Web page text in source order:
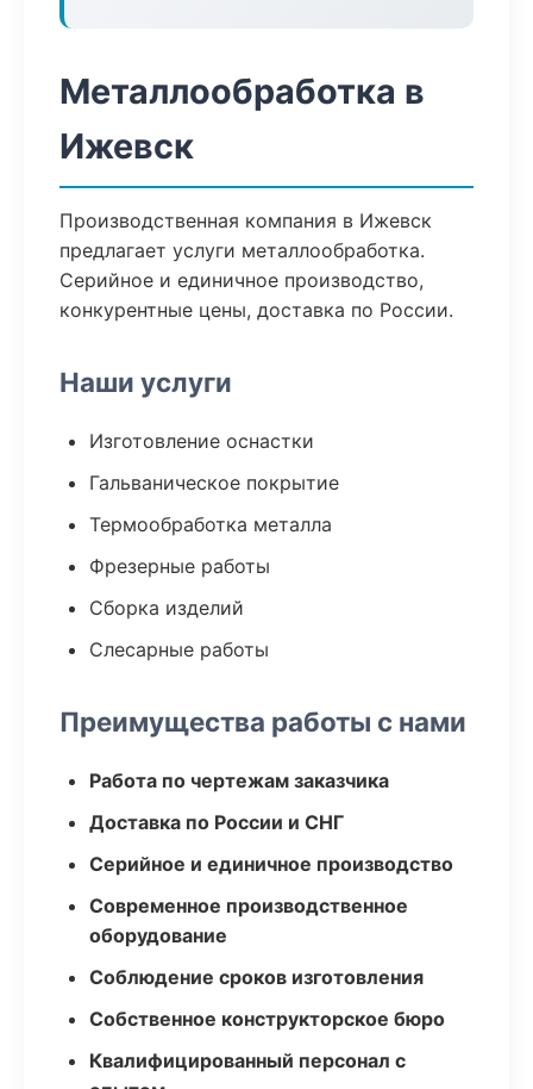
Металлообработка в
Ижевск
Производственная компания в Ижевск
предлагает услуги металлообработка.
Серийное и единичное производство,
конкурентные цены, доставка по России.
Наши услуги
Изготовление оснастки
Гальваническое покрытие
Термообработка металла
Фрезерные работы
Сборка изделий
Слесарные работы
Преимущества работы с нами
Работа по чертежам заказчика
Доставка по России и СНГ
Серийное и единичное производство
Современное производственное
оборудование
Соблюдение сроков изготовления
Собственное конструкторское бюро
Квалифицированный персонал с